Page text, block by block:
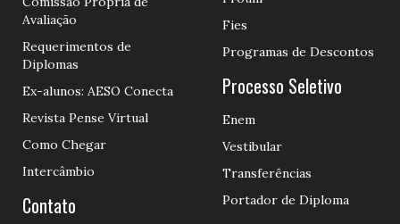
Avaliação
Requerimentos de
Diplomas
Ex-alunos: AESO Conecta
Revista Pense Virtual
Como Chegar
Intercâmbio
Contato
Fies
Programas de Descontos
Processo Seletivo
Enem
Vestibular
Transferências
Portador de Diploma